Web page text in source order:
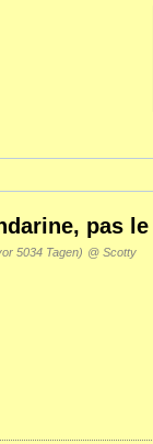
pas le
5034 Tagen) @ Scotty